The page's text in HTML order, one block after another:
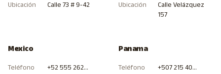
Ubicación Calle 73 # 9-42 Ubicación
Calle Velázquez
157
Mexico
Teléfono
+52 555 262 9905
Panama
Teléfono
+507 215 4000